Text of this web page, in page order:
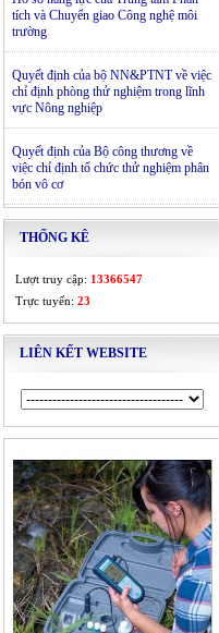
tích và Chuyển giao Công nghệ môi
trường
Quyết định của bộ NN&PTNT về việc
chỉ định phòng thử nghiệm trong lĩnh
vực Nông nghiệp
Quyết định của Bộ công thương về
việc chỉ định tổ chức thử nghiệm phân
bón vô cơ
THỐNG KÊ
Lượt truy cập: 13366547
Trực tuyến: 23
LIÊN KẾT WEBSITE